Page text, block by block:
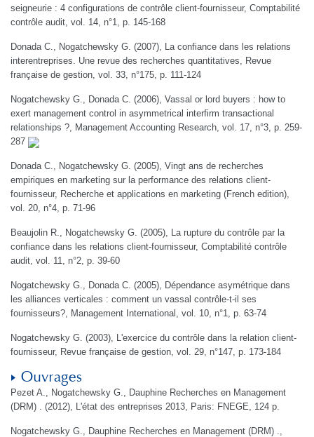
seigneurie : 4 configurations de contrôle client-fournisseur, Comptabilité
contrôle audit, vol. 14, n°1, p. 145-168
Donada C., Nogatchewsky G. (2007), La confiance dans les relations
interentreprises. Une revue des recherches quantitatives, Revue
française de gestion, vol. 33, n°175, p. 111-124
Nogatchewsky G., Donada C. (2006), Vassal or lord buyers : how to
exert management control in asymmetrical interfirm transactional
relationships ?, Management Accounting Research, vol. 17, n°3, p. 259-
287
Donada C., Nogatchewsky G. (2005), Vingt ans de recherches
empiriques en marketing sur la performance des relations client-
fournisseur, Recherche et applications en marketing (French edition),
vol. 20, n°4, p. 71-96
Beaujolin R., Nogatchewsky G. (2005), La rupture du contrôle par la
confiance dans les relations client-fournisseur, Comptabilité contrôle
audit, vol. 11, n°2, p. 39-60
Nogatchewsky G., Donada C. (2005), Dépendance asymétrique dans
les alliances verticales : comment un vassal contrôle-t-il ses
fournisseurs?, Management International, vol. 10, n°1, p. 63-74
Nogatchewsky G. (2003), L'exercice du contrôle dans la relation client-
fournisseur, Revue française de gestion, vol. 29, n°147, p. 173-184
Ouvrages
Pezet A., Nogatchewsky G., Dauphine Recherches en Management
(DRM) . (2012), L'état des entreprises 2013, Paris: FNEGE, 124 p.
Nogatchewsky G., Dauphine Recherches en Management (DRM) .,